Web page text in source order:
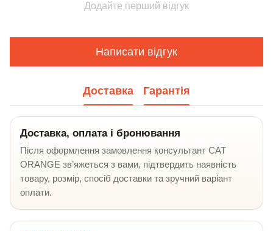
Додайте перший відгук
Написати відгук
Доставка Гарантія
Доставка, оплата і бронювання
Після оформлення замовлення консультант CAT
ORANGE зв’яжеться з вами, підтвердить наявність
товару, розмір, спосіб доставки та зручний варіант
оплати.